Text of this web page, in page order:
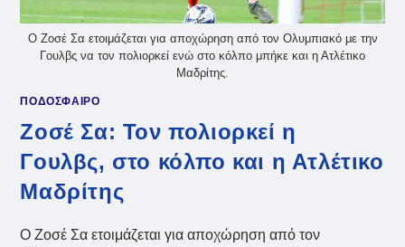
Ο Ζοσέ Σα ετοιμάζεται για αποχώρηση από τον Ολυμπιακό με την
Γουλβς να τον πολιορκεί ενώ στο κόλπο μπήκε και η Ατλέτικο
Μαδρίτης.
ΠΟΔΟΣΦΑΙΡΟ
Ζοσέ Σα: Τον πολιορκεί η
Γουλβς, στο κόλπο και η Ατλέτικο
Μαδρίτης
Ο Ζοσέ Σα ετοιμάζεται για αποχώρηση από τον